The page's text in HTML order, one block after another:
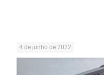
4 de junho de 2022